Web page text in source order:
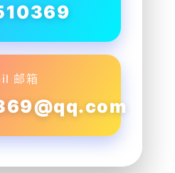
邮箱